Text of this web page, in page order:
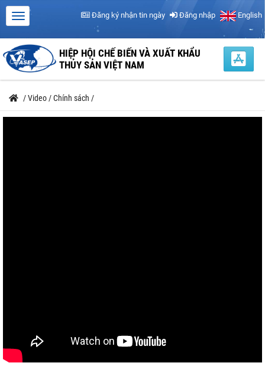
Đăng ký nhận tin ngày Đăng nhập English
HIỆP HỘI CHẾ BIẾN VÀ XUẤT KHẨU
THỦY SẢN VIỆT NAM
/Video /Chính sách /